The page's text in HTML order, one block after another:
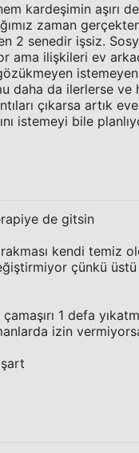
kardeşimin aşırı
zaman
2 senedir işsiz.
ama ilişkileri ev
daha da ilerlerse ve
çıkarsa artık
istemeyi bile
de gitsin
kendi temiz
çünkü
1 defa
izin